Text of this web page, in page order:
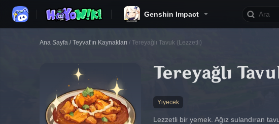
Genshin Impact
Ana Sayfa / Teyvat'ın Kaynakları / Tereyağlı Tavuk (Lezzetli)
Tereyağlı
Yiyecek
Lezzetli bir yemek. Ağız sulandıran